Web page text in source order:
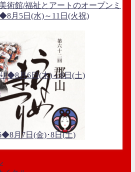
術館/福祉とアートのオープンミ
月5日(水)～11日(火祝)
◆8月6日(木)～8日(土)
月7日(金)･8日(土)